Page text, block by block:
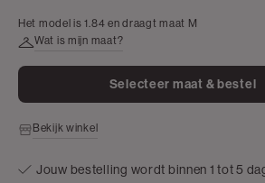
Het model is 1.84 en draagt maat M
Wat is mijn maat?
Selecteer maat & bestel
Bekijk winkel
Jouw bestelling wordt binnen 1 tot 5